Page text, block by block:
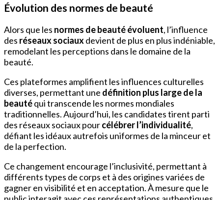
Évolution des normes de beauté
Alors que les normes de beauté évoluent, l’influence
des réseaux sociauxdevient de plus en plus indéniable,
remodelant les perceptions dans le domaine de la
beauté.
Ces plateformes amplifient les influences culturelles
diverses, permettant une définition plus large de la
beautéqui transcende les normes mondiales
traditionnelles. Aujourd’hui, les candidates tirent parti
des réseaux sociaux pourcélébrer l’individualité,
défiant les idéaux autrefois uniformes de la minceur et
de la perfection.
Ce changement encourage l’inclusivité, permettant à
différents types de corps et à des origines variées de
gagner en visibilité et en acceptation. À mesure que le